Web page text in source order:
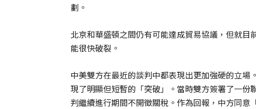
劃。
北京和華盛頓之間仍有可能達成貿易協議，但就
能很快破裂。
中美雙方在最近的談判中都表現出更加強硬的立
現了明顯但短暫的「突破」。當時雙方簽署了一
判繼續進行期間不開徵關稅。作為回報，中方同意